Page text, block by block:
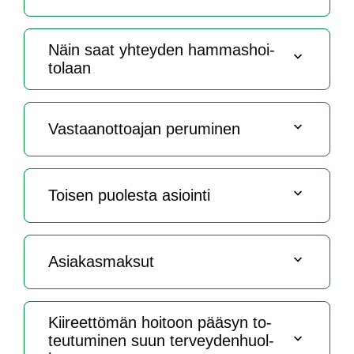
Näin saat yh­tey­den ham­mas­hoi­
to­laan
Vas­taa­not­toa­jan pe­ru­mi­nen
Toi­sen puo­les­ta asioin­ti
Asia­kas­mak­sut
Kii­reet­tö­män hoi­toon pää­syn to­
teu­tu­mi­nen suun ter­vey­den­huol­